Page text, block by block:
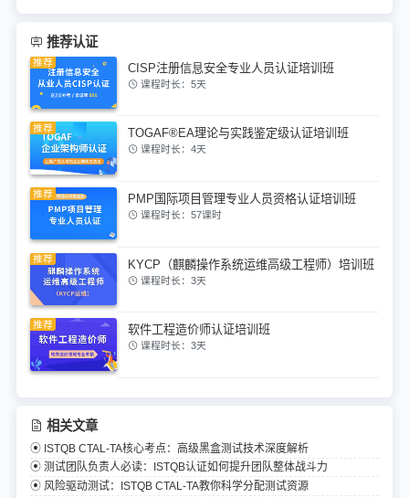
推荐认证
CISP注册信息安全专业人员认证培训班
课程时长：5天
TOGAF®EA理论与实践鉴定级认证培训班
课程时长：4天
PMP国际项目管理专业人员资格认证培训班
课程时长：57课时
KYCP（麒麟操作系统运维高级工程师）培训班
课程时长：3天
软件工程造价师认证培训班
课程时长：3天
相关文章
ISTQB CTAL-TA核心考点：高级黑盒测试技术深度解析
测试团队负责人必读：ISTQB认证如何提升团队整体战斗力
风险驱动测试：ISTQB CTAL-TA教你科学分配测试资源